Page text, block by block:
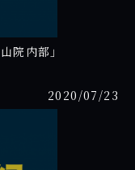
院内部」
2020/07/23